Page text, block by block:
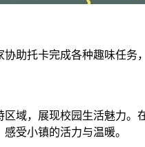
助托卡完成各种趣味任务
域，展现校园生活魅力
受小镇的活力与温暖。